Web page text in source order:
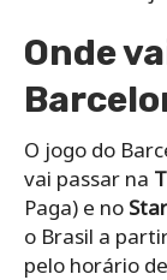
Onde
O jogo do
vai passar na
Paga) e no
o Brasil a
pelo horário